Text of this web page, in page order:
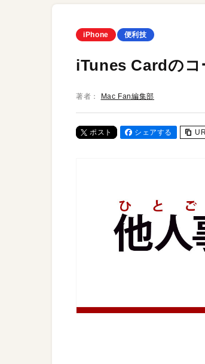
iPhone 便利技
iTunes Cardのコ
著者： Mac Fan編集部
ポスト シェアする